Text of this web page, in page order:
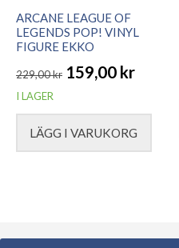
ARCANE LEAGUE OF
LEGENDS POP! VINYL
FIGURE EKKO
229,00kr
Det
ursprungliga
priset
159,00 kr
Det
nuvarande
priset
I LAGER
LÄGG I VARUKORG